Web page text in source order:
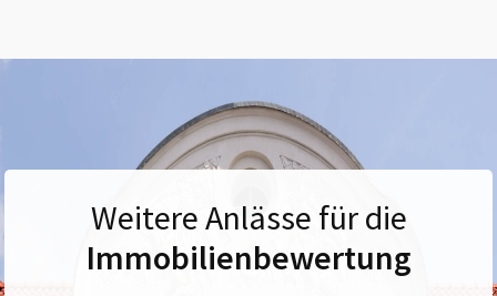
Weitere Anlässe für die
Immobilienbewertung